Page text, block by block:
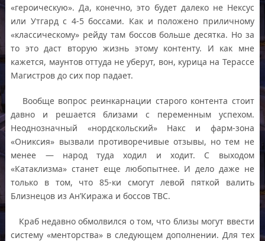
«героическую». Да, конечно, это будет далеко не Нексус
или Утгард с 4-5 боссами. Как и положено приличному
«классическому» рейду там боссов больше десятка. Но за
то это даст вторую жизнь этому контенту. И как мне
кажется, маунтов оттуда не уберут, вон, курица на Терассе
Магистров до сих пор падает.
Вообще вопрос реинкарнации старого контента стоит
давно и решается близами с переменным успехом.
Неоднозначный «нордскольский» Накс и фарм-зона
«Ониксия» вызвали противоречивые отзывы, но тем не
менее — народ туда ходил и ходит. С выходом
«Катаклизма» станет еще любопытнее. И дело даже не
только в том, что 85-ки смогут левой пяткой валить
Близнецов из Ан’Киража и боссов ТВС.
Краб недавно обмолвился о том, что близы могут ввести
систему «менторства» в следующем дополнении. Для тех